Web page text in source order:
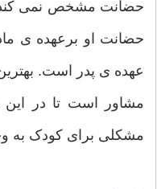
حضانت او برعهده ی
عهده ی پدر است.
مشاور است تا در این
مشکلی برای کودک به